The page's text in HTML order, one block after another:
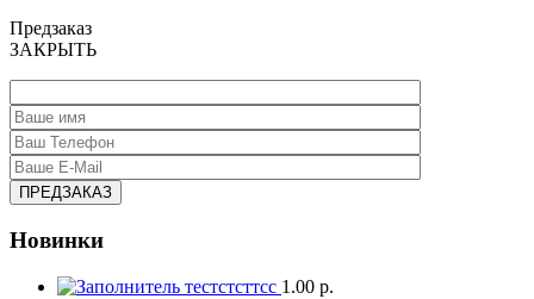
Предзаказ
ЗАКРЫТЬ
Новинки
тестстсттсс 1.00 р.